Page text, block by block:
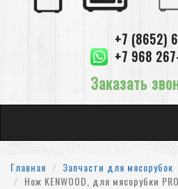
+7 (8652)
+7 968
Заказать
Главная
Запчасти для мясорубок
Нож KENWOOD, для мясорубки